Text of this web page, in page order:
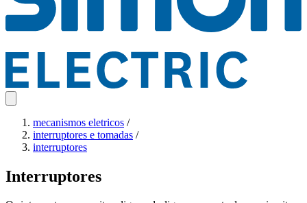
mecanismos eletricos /
interruptores e tomadas /
interruptores
Interruptores